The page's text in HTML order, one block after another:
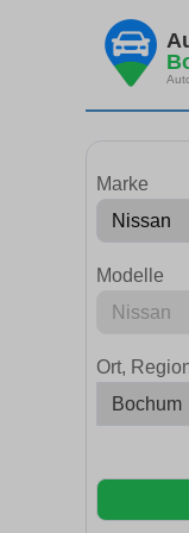
Marke
Modelle
Ort,